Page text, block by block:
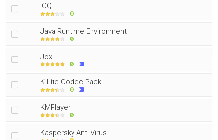
ICQ
Java Runtime Environment
Joxi
K-Lite Codec Pack
KMPlayer
Kaspersky Anti-Virus